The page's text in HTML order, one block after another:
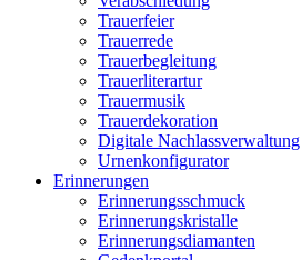
Trauerfeier
Trauerrede
Trauerbegleitung
Trauerliterartur
Trauermusik
Trauerdekoration
Digitale Nachlassverwaltung
Urnenkonfigurator
Erinnerungen
Erinnerungsschmuck
Erinnerungskristalle
Erinnerungsdiamanten